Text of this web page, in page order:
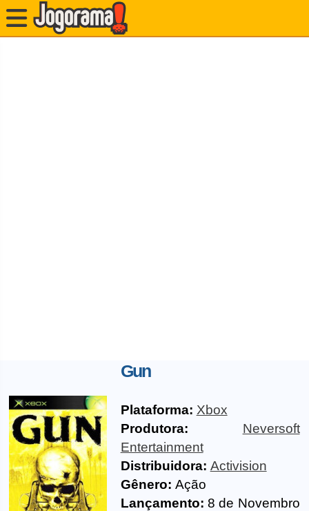
Gun
Plataforma: Xbox
Produtora:
Neversoft
Entertainment
Distribuidora: Activision
Gênero: Ação
Lançamento: 8 de Novembro